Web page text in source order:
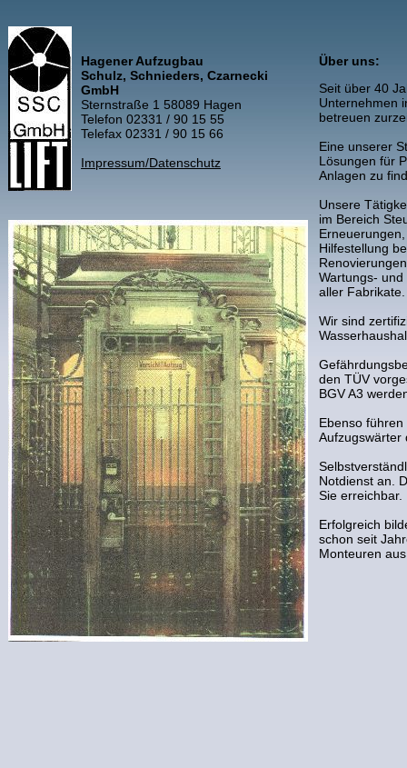
Hagener Aufzugbau
Schulz, Schnieders, Czarnecki
GmbH
Sternstraße 1 58089 Hagen
Telefon 02331 / 90 15 55
Telefax 02331 / 90 15 66
Impressum/Datenschutz
Über uns:
Seit über 40
Unternehmen
betreuen
Eine unserer
Lösungen für
Anlagen zu
Unsere
im Bereich
Hilfestellung
Wartungs-
aller Fabrikate.
Wir sind
den TÜV
BGV A3
Ebenso
Aufzugswärter
Notdienst an.
Sie erreichbar.
Erfolgreich
schon seit
Monteuren